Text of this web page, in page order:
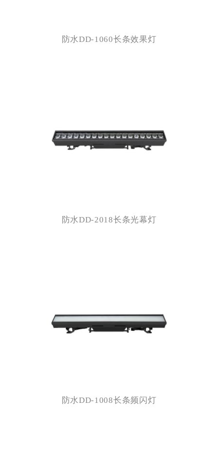
防水DD-1060长条效果灯
防水DD-2018长条光幕灯
防水DD-1008长条频闪灯